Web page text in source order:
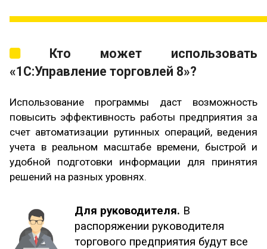
Кто может использовать
«1С:Управление торговлей 8»?
Использование программы даст возможность
повысить эффективность работы предприятия за
счет автоматизации рутинных операций, ведения
учета в реальном масштабе времени, быстрой и
удобной подготовки информации для принятия
решений на разных уровнях.
Для руководителя. В
распоряжении руководителя
торгового предприятия будут все